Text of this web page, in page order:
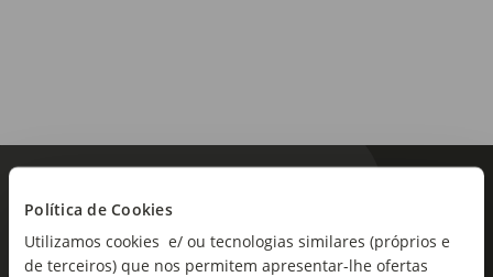
Política de Cookies
Utilizamos cookies e/ ou tecnologias similares (próprios e
de terceiros) que nos permitem apresentar-lhe ofertas